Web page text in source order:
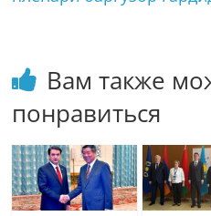
Вам также
понравиться